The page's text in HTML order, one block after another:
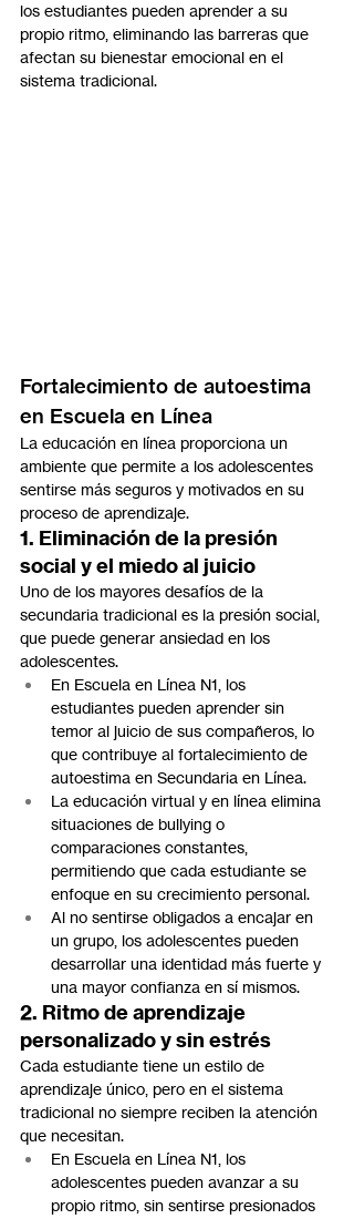
los estudiantes pueden aprender a su
propio ritmo, eliminando las barreras que
afectan su bienestar emocional en el
sistema tradicional.
Fortalecimiento de autoestima
en Escuela en Línea
La educación en línea proporciona un
ambiente que permite a los adolescentes
sentirse más seguros y motivados en su
proceso de aprendizaje.
1. Eliminación de la presión
social y el miedo al juicio
Uno de los mayores desafíos de la
secundaria tradicional es la presión social,
que puede generar ansiedad en los
adolescentes.
En Escuela en Línea N1, los
estudiantes pueden aprender sin
temor al juicio de sus compañeros, lo
que contribuye al fortalecimiento de
autoestima en Secundaria en Línea.
La educación virtual y en línea elimina
situaciones de bullying o
comparaciones constantes,
permitiendo que cada estudiante se
enfoque en su crecimiento personal.
Al no sentirse obligados a encajar en
un grupo, los adolescentes pueden
desarrollar una identidad más fuerte y
una mayor confianza en sí mismos.
2. Ritmo de aprendizaje
personalizado y sin estrés
Cada estudiante tiene un estilo de
aprendizaje único, pero en el sistema
tradicional no siempre reciben la atención
que necesitan.
En Escuela en Línea N1, los
adolescentes pueden avanzar a su
propio ritmo, sin sentirse presionados